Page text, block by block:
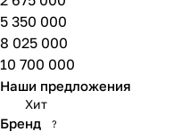
5 350 000
8 025 000
10 700 000
Наши предложения
Хит
Бренд ?